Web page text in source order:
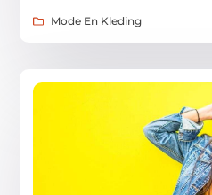
Mode En Kleding